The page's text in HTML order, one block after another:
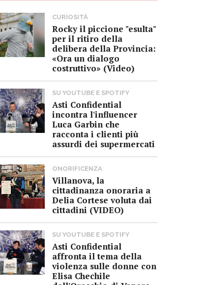
CURIOSITÀ
Rocky il piccione "esulta"
per il ritiro della
delibera della Provincia:
«Ora un dialogo
costruttivo» (Video)
SU YOUTUBE E SPOTIFY
Asti Confidential
incontra l'influencer
Luca Garbin che
racconta i clienti più
assurdi dei supermercati
ONORIFICENZA
Villanova, la
cittadinanza onoraria a
Delia Cortese voluta dai
cittadini (VIDEO)
SU YOUTUBE E SPOTIFY
Asti Confidential
affronta il tema della
violenza sulle donne con
Elisa Chechile